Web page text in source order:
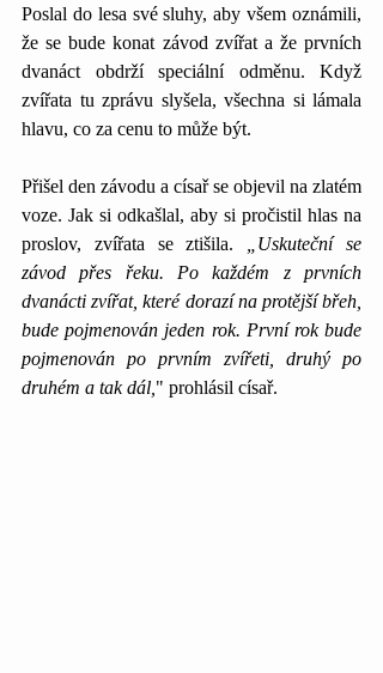
Poslal do lesa své sluhy, aby všem oznámili,
že se bude konat závod zvířat a že prvních
dvanáct obdrží speciální odměnu. Když
zvířata tu zprávu slyšela, všechna si lámala
hlavu, co za cenu to může být.
Přišel den závodu a císař se objevil na zlatém
voze. Jak si odkašlal, aby si pročistil hlas na
proslov, zvířata se ztišila.
„Uskuteční se
závod přes řeku. Po každém z prvních
dvanácti zvířat, které dorazí na protější břeh,
bude pojmenován jeden rok. První rok bude
pojmenován po prvním zvířeti, druhý po
druhém a tak dál, " prohlásil císař.